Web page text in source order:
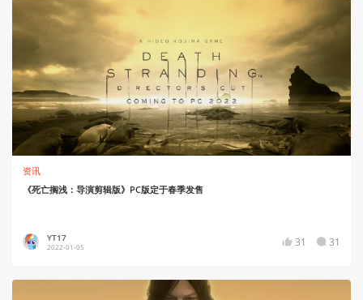
资讯
《死亡搁浅：导演剪辑版》PC版定于春季发售
YT17
2022-01-05 31 31